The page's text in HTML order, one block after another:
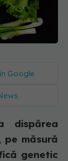
Google
dispărea
măsură
genetic